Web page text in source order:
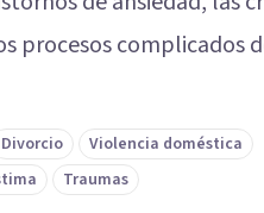
procesos complicados
Divorcio
Violencia doméstica
Traumas